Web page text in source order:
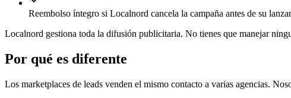
Reembolso íntegro si Localnord cancela la campaña antes de su
Localnord gestiona toda la difusión publicitaria. No tienes que manejar
Por qué es diferente
Los marketplaces de leads venden el mismo contacto a varias agencias.